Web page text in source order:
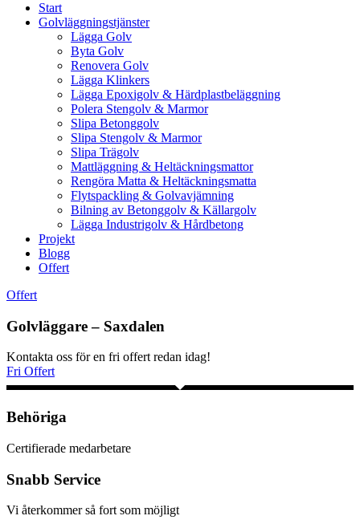
Start
Golvläggningstjänster
Lägga Golv
Byta Golv
Renovera Golv
Lägga Klinkers
Lägga Epoxigolv & Härdplastbeläggning
Polera Stengolv & Marmor
Slipa Betonggolv
Slipa Stengolv & Marmor
Slipa Trägolv
Mattläggning & Heltäckningsmattor
Rengöra Matta & Heltäckningsmatta
Flytspackling & Golvavjämning
Bilning av Betonggolv & Källargolv
Lägga Industrigolv & Hårdbetong
Projekt
Blogg
Offert
Offert
Golvläggare – Saxdalen
Kontakta oss för en fri offert redan idag!
Fri Offert
Behöriga
Certifierade medarbetare
Snabb Service
Vi återkommer så fort som möjligt